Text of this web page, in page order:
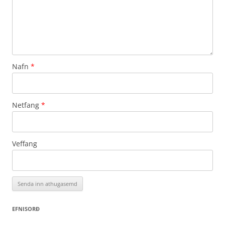
Nafn *
Netfang *
Veffang
EFNISORÐ